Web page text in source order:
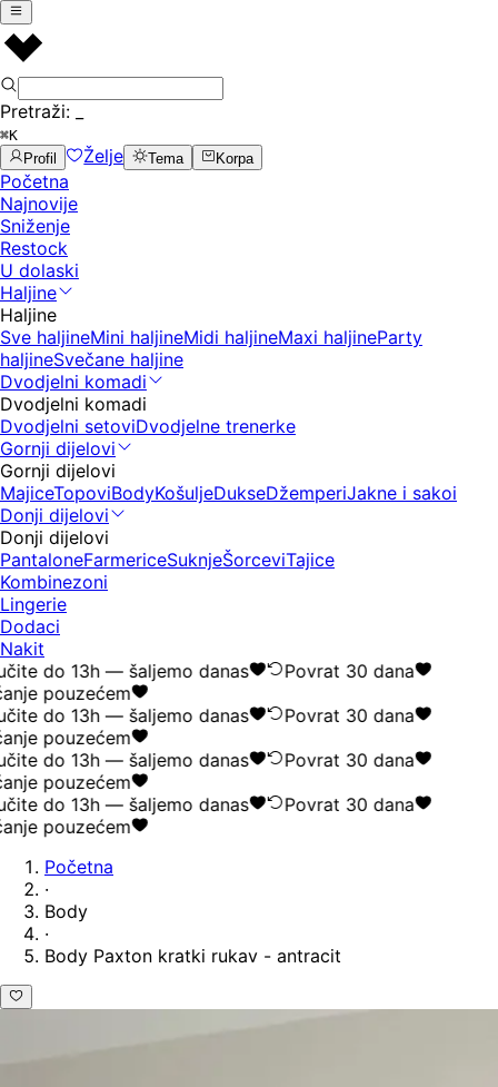
Pretraži:
⌘K
Profil
Želje Tema Korpa
Početna
Najnovije
Sniženje
Restock
U dolaski
Haljine
Haljine
Sve haljineMini haljineMidi haljineMaxi haljineParty
haljineSvečane haljine
Dvodjelni komadi
Dvodjelni komadi
Dvodjelni setoviDvodjelne trenerke
Gornji dijelovi
Gornji dijelovi
MajiceTopoviBodyKošuljeDukseDžemperiJakne i sakoi
Donji dijelovi
Donji dijelovi
PantaloneFarmericeSuknjeŠorceviTajice
Kombinezoni
Lingerie
Dodaci
Nakit
do 13h — šaljemo danas
Povrat 30 dana
pouzećem
do 13h — šaljemo danas
Povrat 30 dana
pouzećem
do 13h — šaljemo danas
Povrat 30 dana
pouzećem
do 13h — šaljemo danas
Povrat 30 dana
pouzećem
Početna
·
Body
·
Body Paxton kratki rukav - antracit